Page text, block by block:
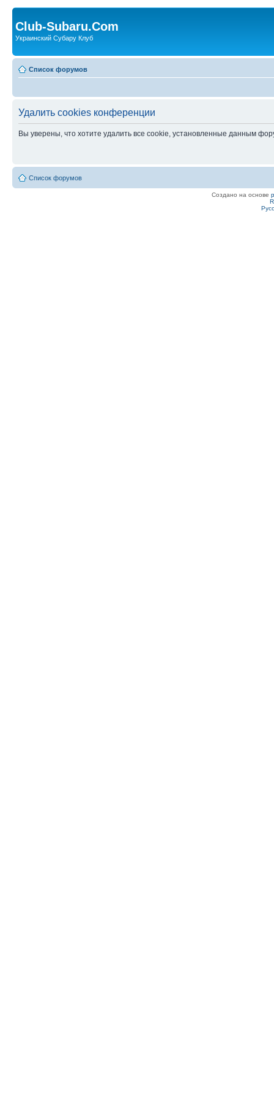
Club-Subaru.Com
Украинский Субару Клуб
Список форумов
Удалить cookies конференции
Вы уверены, что хотите удалить все cookie, установленные данным
Список форумов
Создано на основе